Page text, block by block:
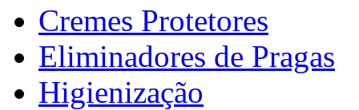
Cremes Protetores
Eliminadores de Pragas
Higienização